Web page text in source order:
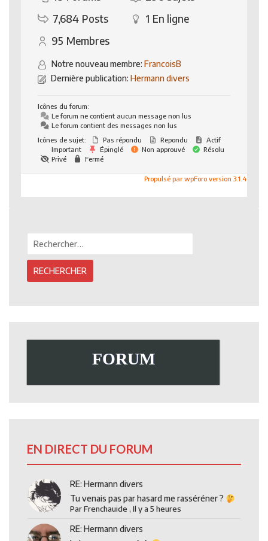
7,684 Posts 1 En ligne
95 Membres
Notre nouveau membre: FrancoisB
Dernière publication: Hermann divers
Icônes du forum:
Le forum ne contient aucun message non lus
Le forum contient des messages non lus
Icônes de sujet:
Pas répondu Repondu
Actif
Important
Épinglé Non approuvé
Résolu
Privé
Fermé
Propulsé par wpForo version 3.1.4
FORUM
EN DIRECT DU FORUM
RE: Hermann divers
Tu venais pas par hasard me rasséréner ?
ParFrenchauide ,Il y a 5 heures
RE: Hermann divers